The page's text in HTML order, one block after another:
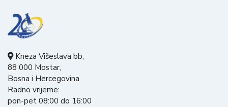
Kneza Višeslava bb,
88 000 Mostar,
Bosna i Hercegovina
Radno vrijeme:
pon-pet 08:00 do 16:00